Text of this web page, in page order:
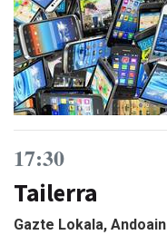
17:30
Tailerra
Gazte Lokala, Andoain